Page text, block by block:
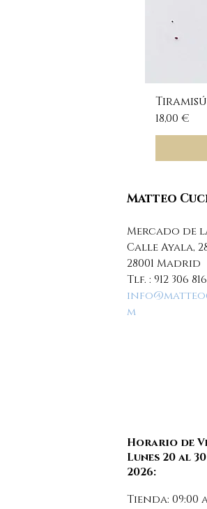
Precio
18,00 €
Matteo
Mercado de
Calle Ayala,
28001 Madrid
Tlf. : 912 306 816
m
Horario de
Lunes 20 al
2026:
Tienda: 09:00